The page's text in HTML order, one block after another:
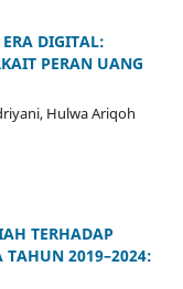
DIGITAL:
PERAN UANG
Hulwa Ariqoh
TERHADAP
TAHUN 2019–2024: